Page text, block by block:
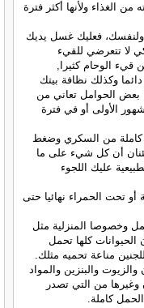
الغذاء ولأنها أكثر فترة
ولنفسك، فعليك غسل يديك
لا تتعرضي للقيء
الوحام كثيرا,
وكذلك نظافة بيتك
بعض الحوامل تعاني من
الأولى أو في فترة
كاملة من السكري وضغط
أن كل شيء على ما
عليك اللجوء
أو تحت الحمراء نهائيا حتى
وخصوصا المنزلية مثل
كلها تحمل
مناعة تحميه مثلك.
والزيوت والبنزين والمواد
وغيرها من التي تصدر
كاملة.